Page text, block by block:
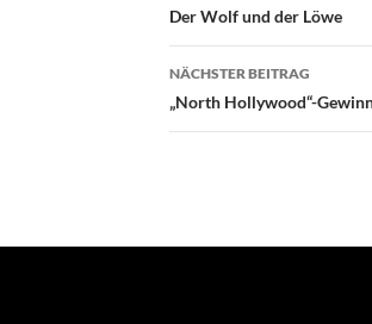
Der Wolf und der Löwe
NÄCHSTER BEITRAG
„North Hollywood“-